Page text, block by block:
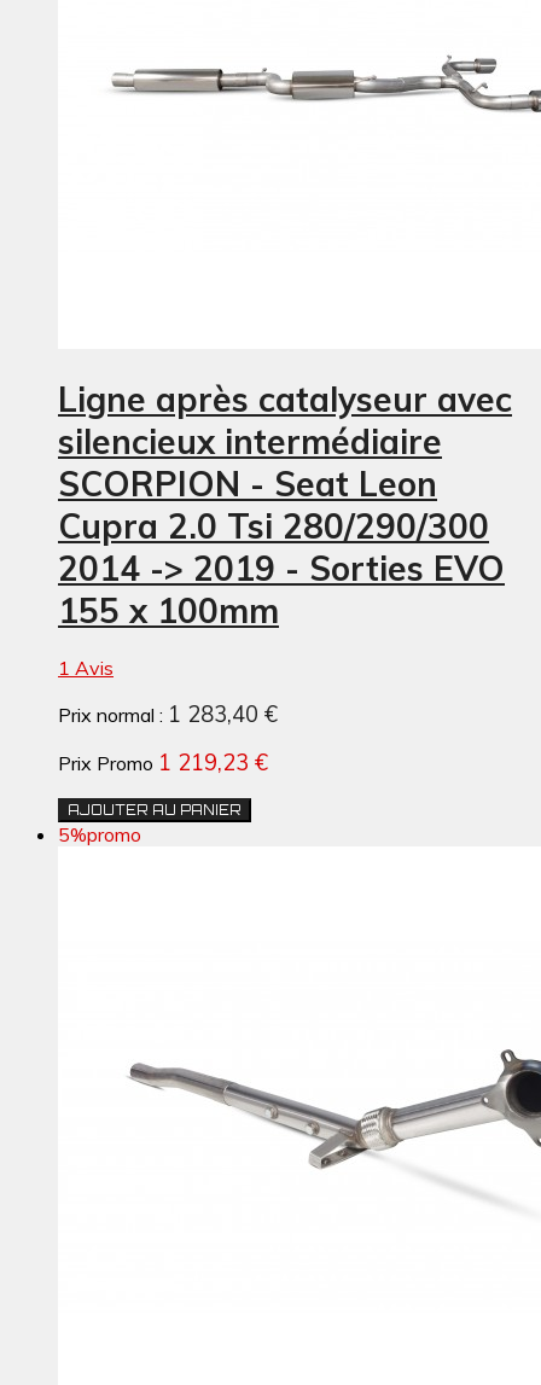
Ligne après catalyseur avec
silencieux intermédiaire
SCORPION - Seat Leon
Cupra 2.0 Tsi 280/290/300
2014 -> 2019 - Sorties EVO
155 x 100mm
1 Avis
Prix normal : 1 283,40 €
Prix Promo 1 219,23 €
AJOUTER AU PANIER
5%promo